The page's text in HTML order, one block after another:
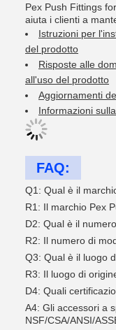
Pex Push Fittings
aiuta i clienti a
Istruzioni per
del prodotto
Risposte alle
all'uso del prodotto
Aggiornamenti
Informazioni
FAQ:
Q1: Qual è il
R1: Il marchio Pex
D2: Qual è il
R2: Il numero di
Q3: Qual è il luogo
R3: Il luogo di
D4: Quali
A4: Gli accessori a
NSF/CSA/ANSI/